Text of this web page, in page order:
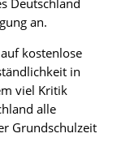
an.
kostenlose
in
viel Kritik
alle
Grundschulzeit